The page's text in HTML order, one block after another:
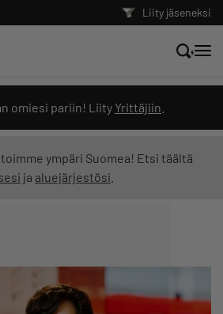
Liity jäseneksi
omiesi pariin! Liity Yrittäjiin
ympäri Suomea! Etsi täältä
ja aluejärjestösi
kysy suoraan
näytä kaikki sisältö